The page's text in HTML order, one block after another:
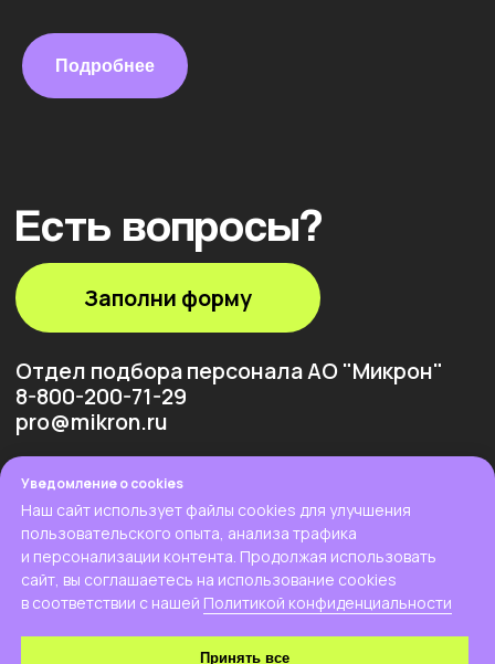
Подробнее
Уведомление о cookies
Наш сайт использует файлы cookies для улучшения
пользовательского опыта, анализа трафика
и персонализации контента. Продолжая использовать
сайт, вы соглашаетесь на использование cookies
в соответствии с нашей Политикой конфиденциальности
Принять все